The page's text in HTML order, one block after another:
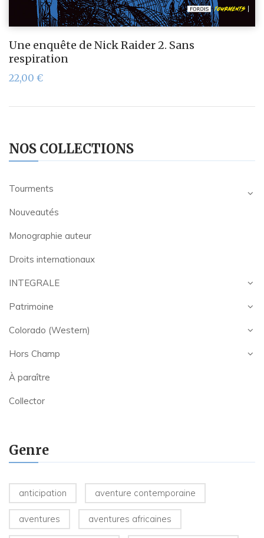
NOS COLLECTIONS
Tourments
Nouveautés
Monographie auteur
Droits internationaux
INTEGRALE
Patrimoine
Colorado (Western)
Hors Champ
À paraître
Collector
Genre
anticipation aventure contemporaine
aventures aventures africaines
Une enquête de Nick Raider 2. Sans
respiration
22,00 €